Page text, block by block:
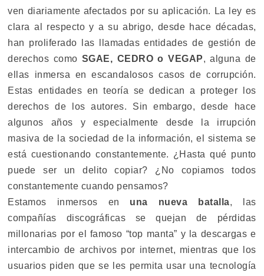
ven diariamente afectados por su aplicación. La ley es
clara al respecto y a su abrigo, desde hace décadas,
han proliferado las llamadas entidades de gestión de
derechos como SGAE, CEDRO o VEGAP, alguna de
ellas inmersa en escandalosos casos de corrupción.
Estas entidades en teoría se dedican a proteger los
derechos de los autores. Sin embargo, desde hace
algunos años y especialmente desde la irrupción
masiva de la sociedad de la información, el sistema se
está cuestionando constantemente. ¿Hasta qué punto
puede ser un delito copiar? ¿No copiamos todos
constantemente cuando pensamos?
Estamos inmersos en una nueva batalla, las
compañías discográficas se quejan de pérdidas
millonarias por el famoso “top manta” y la descargas e
intercambio de archivos por internet, mientras que los
usuarios piden que se les permita usar una tecnología